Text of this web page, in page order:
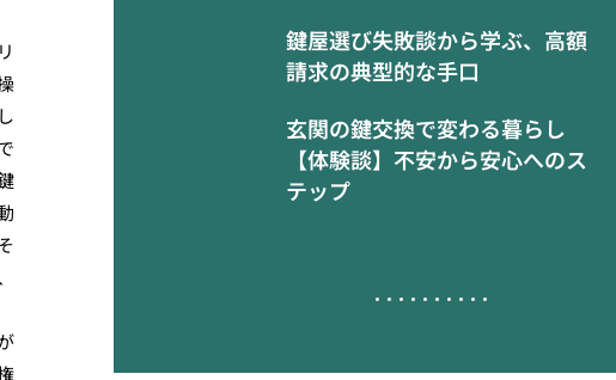
鍵屋選び失敗談から学ぶ、高額
請求の典型的な手口
玄関の鍵交換で変わる暮らし
【体験談】不安から安心へのス
テップ